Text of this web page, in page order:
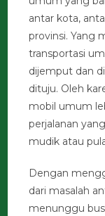
antar kota,
provinsi. Yang
transportasi
dijemput dan
dituju. Oleh
mobil umum
perjalanan
mudik atau
Dengan
dari masalah
menunggu